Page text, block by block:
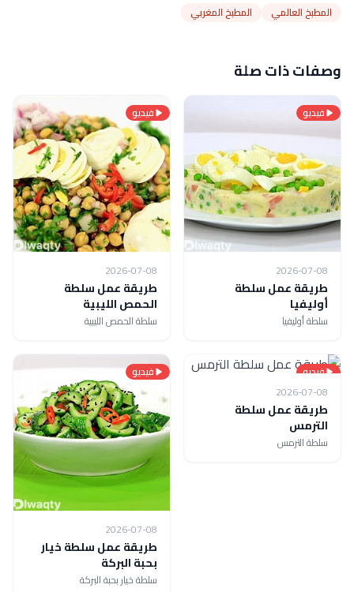
المطبخ العالمي المطبخ المغربي
وصفات ذات صلة
فيديو
2026-07-08
طريقة عمل سلطة
أوليفيا
سلطة أوليفيا
فيديو
2026-07-08
طريقة عمل سلطة
الحمص الليبية
سلطة الحمص الليبية
فيديو
2026-07-08
طريقة عمل سلطة
الترمس
سلطة الترمس
فيديو
2026-07-08
طريقة عمل سلطة خيار
بحبة البركة
سلطة خيار بحبة البركة